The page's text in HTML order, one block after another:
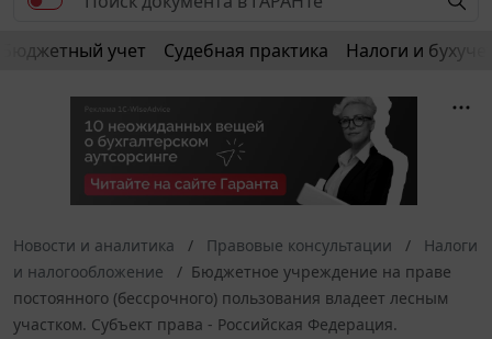
Бюджетный учет Судебная практика Налоги и
Новости и аналитика Правовые консультации
Налоги
и налогообложение
Бюджетное учреждение на праве
постоянного (бессрочного) пользования владеет лесным
участком. Субъект права - Российская Федерация.